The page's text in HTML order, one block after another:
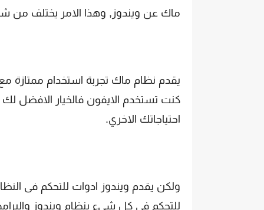
ماك عن ويندوز, وهذا الامر يختلف من
يقدم نظام ماك تجربة استخدام ممتازة
احتياجاتك الاخري.
ولكن يقدم ويندوز ادوات للتحكم فى
للتحكم فى كل شىء بنظام ويندوز